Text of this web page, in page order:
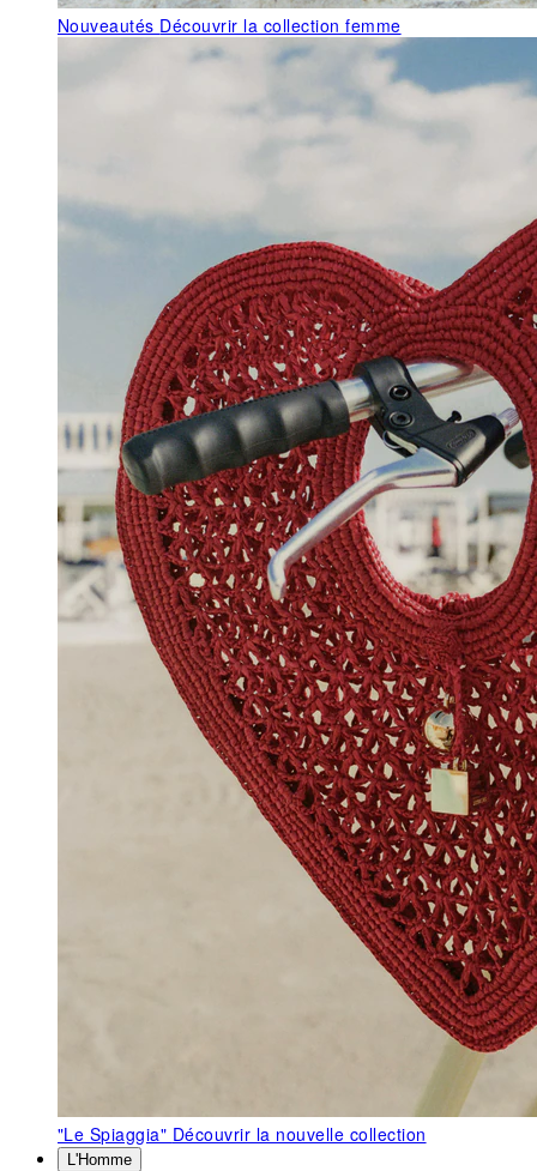
Nouveautés Découvrir la collection femme
"Le Spiaggia" Découvrir la nouvelle collection
L'Homme